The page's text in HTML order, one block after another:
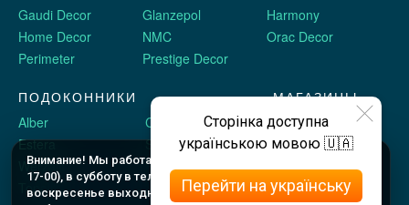
Gaudi Decor
Glanzepol
Harmony
Home Decor
NMC
Orac Decor
Perimeter
Prestige Decor
ПОДОКОННИКИ
Alber
Crystalit
Estera
Sauberg
Werzalit
Plastolit
Topalit
МАГАЗИНЫ
Двери Omis
Stickerwall
Жидкие обои
Внимание! Мы работаем c 9 до 18 по будням (шоу рум до
17-00), в субботу в телефоном режиме с 10 до 16, и в
воскресенье выходные. Оформляйте заказы онлайн в
Сторінка доступна
українською мовою 🇺🇦
Перейти на українську